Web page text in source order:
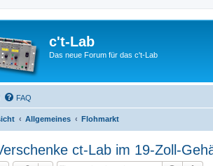
c't-Lab
Das neue Forum für das c't-Lab
FAQ
Allgemeines Flohmarkt
ct-Lab im 19-Zoll-